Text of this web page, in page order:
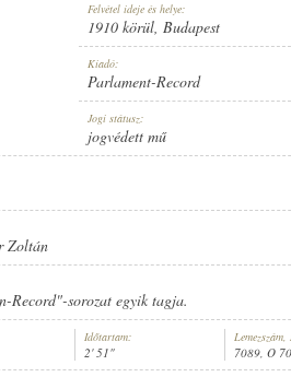
RECORD
Felvétel ideje és helye:
1910 körül, Budapest
Kiadó:
Parlament-Record
Jogi státusz:
jogvédett mű
Zoltán
Record"-sorozat egyik tagja.
Időtartam:
2' 51" 7089, O